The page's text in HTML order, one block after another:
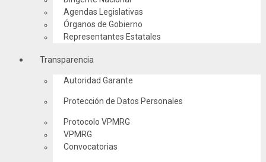
Agendas Legislativas
Órganos de Gobierno
Representantes Estatales
Transparencia
Autoridad Garante
Protección de Datos Personales
Protocolo VPMRG
VPMRG
Convocatorias